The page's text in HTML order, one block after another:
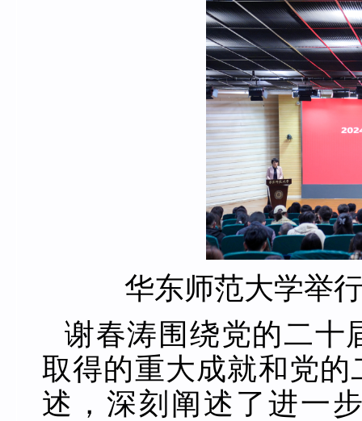
华东师范大学举
谢春涛围绕党的二十
取得的重大成就和党
述，深刻阐述了进一